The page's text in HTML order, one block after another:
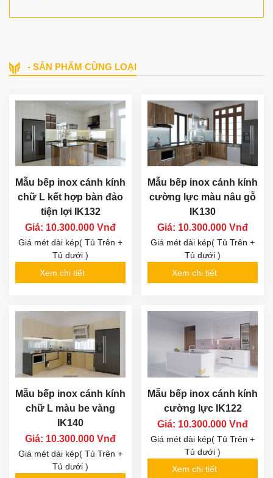
- SẢN PHẨM CÙNG LOẠI
Mẫu bếp inox cánh kính
chữ L kết hợp bàn đảo
tiện lợi IK132
Giá: 10.300.000 Vnđ
Giá mét dài kép( Tủ Trên +
Tủ dưới )
Xem chi tiết
Mẫu bếp inox cánh kính
cường lực màu nâu gỗ
IK130
Giá: 10.300.000 Vnđ
Giá mét dài kép( Tủ Trên +
Tủ dưới )
Xem chi tiết
Mẫu bếp inox cánh kính
chữ L màu be vàng
IK140
Giá: 10.300.000 Vnđ
Giá mét dài kép( Tủ Trên +
Tủ dưới )
Mẫu bếp inox cánh kính
cường lực IK122
Giá: 10.300.000 Vnđ
Giá mét dài kép( Tủ Trên +
Tủ dưới )
Xem chi tiết